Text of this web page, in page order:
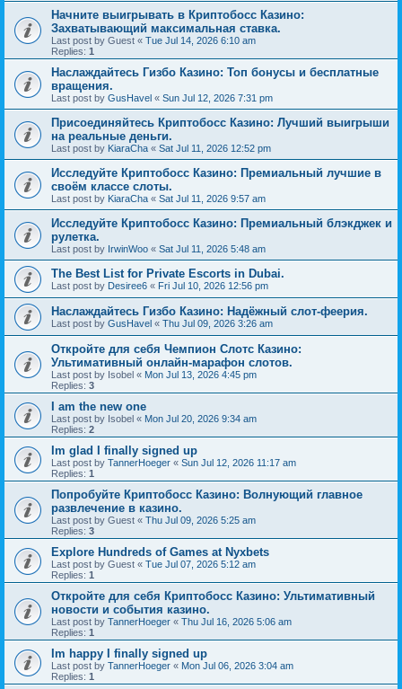
Начните выигрывать в Криптобосс Казино:
Захватывающий максимальная ставка.
Last post by Guest « Tue Jul 14, 2026 6:10 am
Replies: 1
Наслаждайтесь Гизбо Казино: Топ бонусы и бесплатные
вращения.
Last post by GusHavel « Sun Jul 12, 2026 7:31 pm
Присоединяйтесь Криптобосс Казино: Лучший выигрыши
на реальные деньги.
Last post by KiaraCha « Sat Jul 11, 2026 12:52 pm
Исследуйте Криптобосс Казино: Премиальный лучшие в
своём классе слоты.
Last post by KiaraCha « Sat Jul 11, 2026 9:57 am
Исследуйте Криптобосс Казино: Премиальный блэкджек и
рулетка.
Last post by IrwinWoo « Sat Jul 11, 2026 5:48 am
The Best List for Private Escorts in Dubai.
Last post by Desiree6 « Fri Jul 10, 2026 12:56 pm
Наслаждайтесь Гизбо Казино: Надёжный слот-феерия.
Last post by GusHavel « Thu Jul 09, 2026 3:26 am
Откройте для себя Чемпион Слотс Казино:
Ультимативный онлайн-марафон слотов.
Last post by Isobel « Mon Jul 13, 2026 4:45 pm
Replies: 3
I am the new one
Last post by Isobel « Mon Jul 20, 2026 9:34 am
Replies: 2
Im glad I finally signed up
Last post by TannerHoeger « Sun Jul 12, 2026 11:17 am
Replies: 1
Попробуйте Криптобосс Казино: Волнующий главное
развлечение в казино.
Last post by Guest « Thu Jul 09, 2026 5:25 am
Replies: 3
Explore Hundreds of Games at Nyxbets
Last post by Guest « Tue Jul 07, 2026 5:12 am
Replies: 1
Откройте для себя Криптобосс Казино: Ультимативный
новости и события казино.
Last post by TannerHoeger « Thu Jul 16, 2026 5:06 am
Replies: 1
Im happy I finally signed up
Last post by TannerHoeger « Mon Jul 06, 2026 3:04 am
Replies: 1